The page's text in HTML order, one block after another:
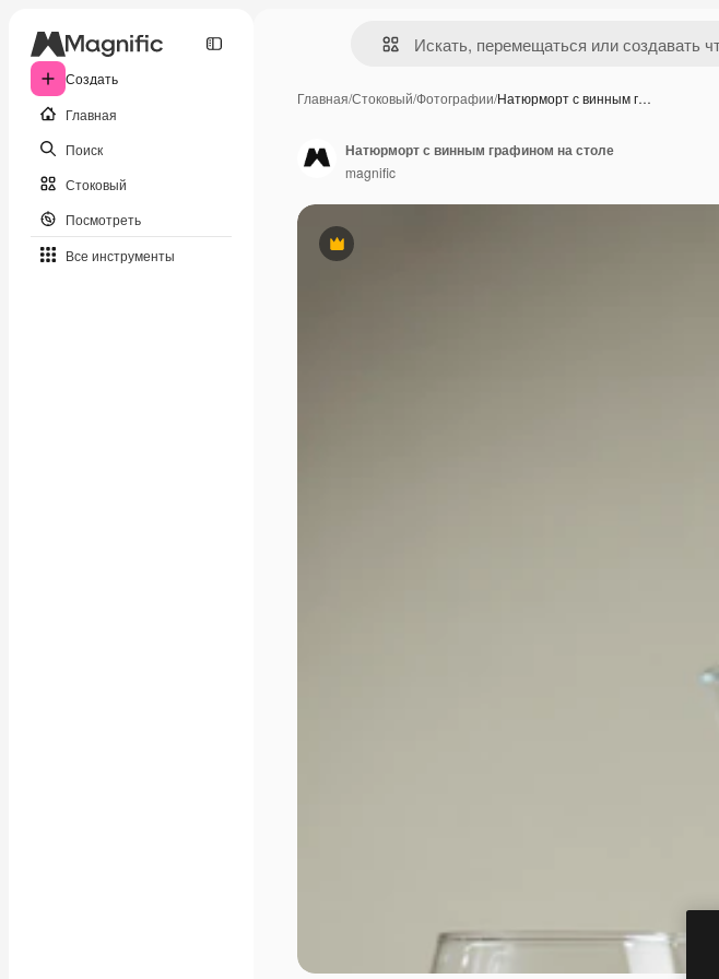
Создать
Главная
Поиск
Стоковый
Посмотреть
Все инструменты
Главная/Стоковый/Фотографии/Натюрморт с винным г…
Премиум
Натюрморт с винным графином на столе
magnific